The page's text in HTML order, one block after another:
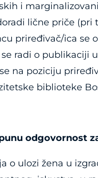
i
lične priče
priređivač/ica se
radi o publikaciji
na poziciju
biblioteke
odgovornost
o ulozi žena u